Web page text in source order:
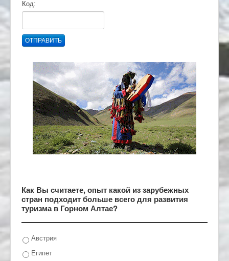
Код:
ОТПРАВИТЬ
Как Вы считаете, опыт какой из зарубежных
стран подходит больше всего для развития
туризма в Горном Алтае?
Австрия
Египет